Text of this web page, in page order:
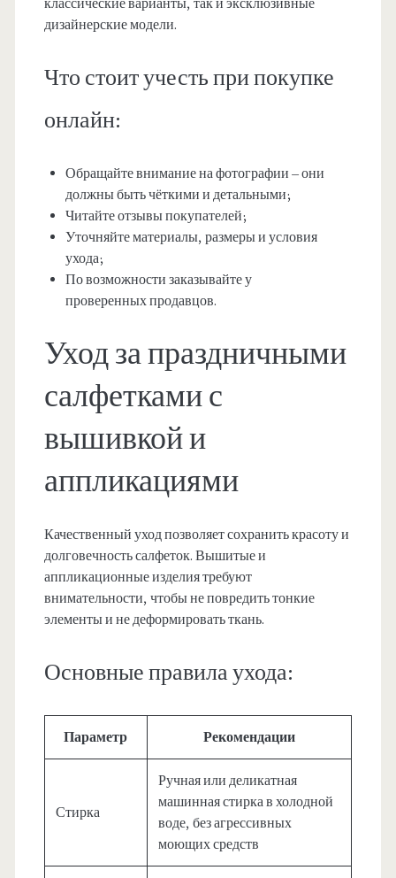
классические варианты, так и эксклюзивные
дизайнерские модели.
Что стоит учесть при покупке
онлайн:
Обращайте внимание на фотографии – они
должны быть чёткими и детальными;
Читайте отзывы покупателей;
Уточняйте материалы, размеры и условия
ухода;
По возможности заказывайте у
проверенных продавцов.
Уход за праздничными
салфетками с
вышивкой и
аппликациями
Качественный уход позволяет сохранить красоту и
долговечность салфеток. Вышитые и
аппликационные изделия требуют
внимательности, чтобы не повредить тонкие
элементы и не деформировать ткань.
Основные правила ухода:
Параметр Рекомендации
Стирка
Ручная или деликатная
машинная стирка в холодной
воде, без агрессивных
моющих средств